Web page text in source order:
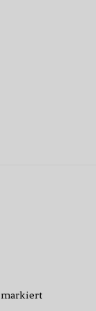
markiert